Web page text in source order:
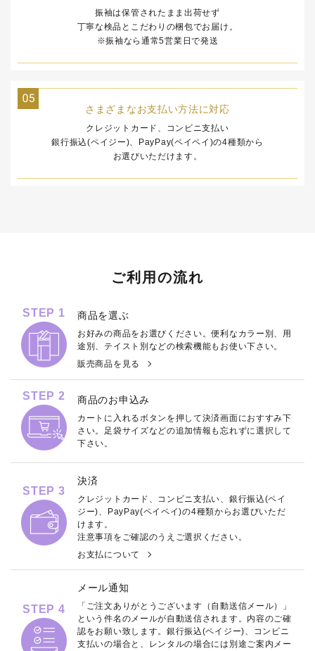
振袖は保管されたまま出荷せず
丁寧な検品とこだわりの梱包でお届け。
※振袖なら通常5営業日で発送
さまざまなお支払い方法に対応
クレジットカード、コンビニ支払い
銀行振込(ペイジー)、PayPay(ペイペイ)の4種類から
お選びいただけます。
ご利用の流れ
STEP 1 商品を選ぶ
お好みの商品をお選びください。便利なカラー別、用
途別、テイスト別などの検索機能もお使い下さい。
販売商品を見る
STEP 2 商品のお申込み
カートに入れるボタンを押して決済画面におすすみ下
さい。足袋サイズなどの追加情報も忘れずに選択して
下さい。
STEP 3
決済
クレジットカード、コンビニ支払い、銀行振込(ペイ
ジー)、PayPay(ペイペイ)の4種類からお選びいただ
けます。
注意事項をご確認のうえご選択ください。
お支払について
STEP 4
メール通知
「ご注文ありがとうございます（自動送信メール）」
という件名のメールが自動送信されます。内容のご確
認をお願い致します。銀行振込(ペイジー)、コンビニ
支払いの場合と、レンタルの場合には別途ご案内メー